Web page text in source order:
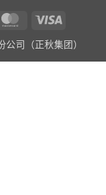
司（正秋集团）